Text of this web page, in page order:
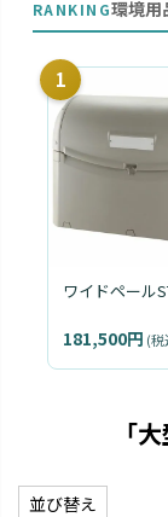
RANKING環境用
1
ワイドペール
181,500円 (税
「
並び替え